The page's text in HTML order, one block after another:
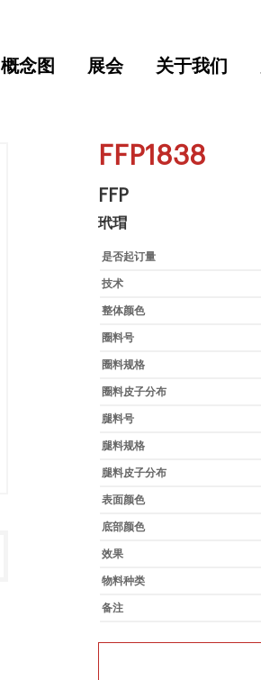
概念图 展会 关于我们
FFP1838
FFP
玳瑁
是否起订量
技术
整体颜色
圈料号
圈料规格
圈料皮子分布
腿料号
腿料规格
腿料皮子分布
表面颜色
底部颜色
效果
物料种类
备注